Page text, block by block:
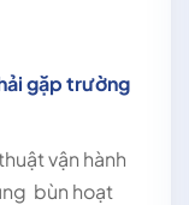
gặp trường
vận hành
bùn hoạt